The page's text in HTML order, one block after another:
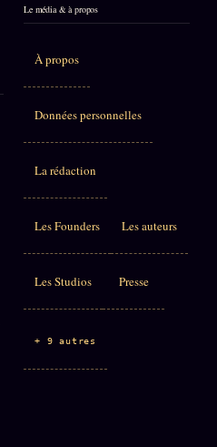
Le média & à propos
À propos
Données personnelles
La rédaction
Les Founders Les auteurs
Les Studios Presse
+ 9 autres